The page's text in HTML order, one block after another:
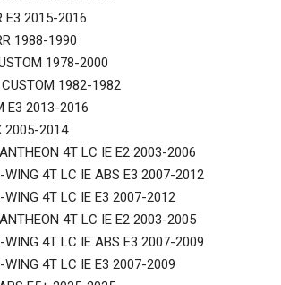
E3 2015-2016
1988-1990
1978-2000
1982-1982
E3 2013-2016
2005-2014
4T LC IE E2 2003-2006
WING 4T LC IE ABS E3 2007-2012
WING 4T LC IE E3 2007-2012
4T LC IE E2 2003-2005
WING 4T LC IE ABS E3 2007-2009
WING 4T LC IE E3 2007-2009